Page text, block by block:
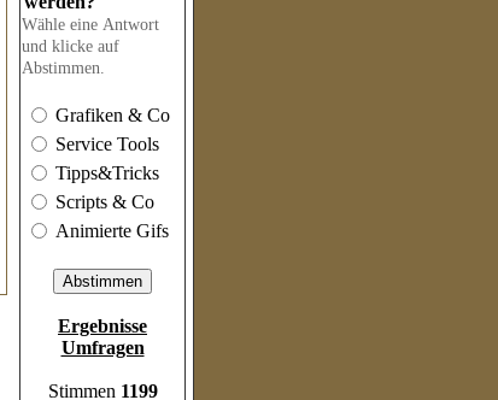
Wähle eine Antwort
und klicke auf
Abstimmen.
Grafiken & Co
Service Tools
Tipps&Tricks
Scripts & Co
Animierte Gifs
Ergebnisse
Umfragen
Stimmen 1199